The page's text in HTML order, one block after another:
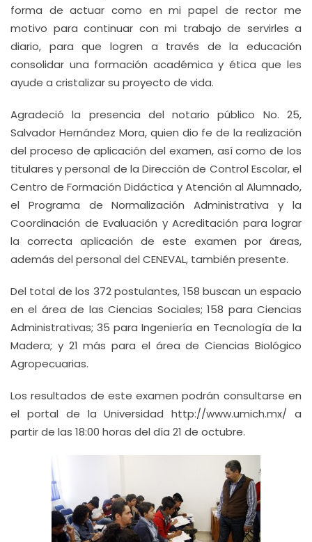
forma de actuar como en mi papel de rector me
motivo para continuar con mi trabajo de servirles a
diario, para que logren a través de la educación
consolidar una formación académica y ética que les
ayude a cristalizar su proyecto de vida.
Agradeció la presencia del notario público No. 25,
Salvador Hernández Mora, quien dio fe de la realización
del proceso de aplicación del examen, así como de los
titulares y personal de la Dirección de Control Escolar, el
Centro de Formación Didáctica y Atención al Alumnado,
el Programa de Normalización Administrativa y la
Coordinación de Evaluación y Acreditación para lograr
la correcta aplicación de este examen por áreas,
además del personal del CENEVAL, también presente.
Del total de los 372 postulantes, 158 buscan un espacio
en el área de las Ciencias Sociales; 158 para Ciencias
Administrativas; 35 para Ingeniería en Tecnología de la
Madera; y 21 más para el área de Ciencias Biológico
Agropecuarias.
Los resultados de este examen podrán consultarse en
el portal de la Universidad http://www.umich.mx/ a
partir de las 18:00 horas del día 21 de octubre.